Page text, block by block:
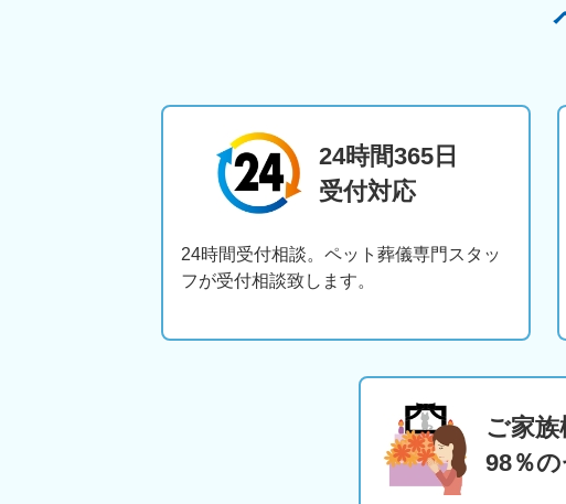
24時間365日
受付対応
24時間受付相談。ペット葬儀専門スタッ
フが受付相談致します。
ご家
98％